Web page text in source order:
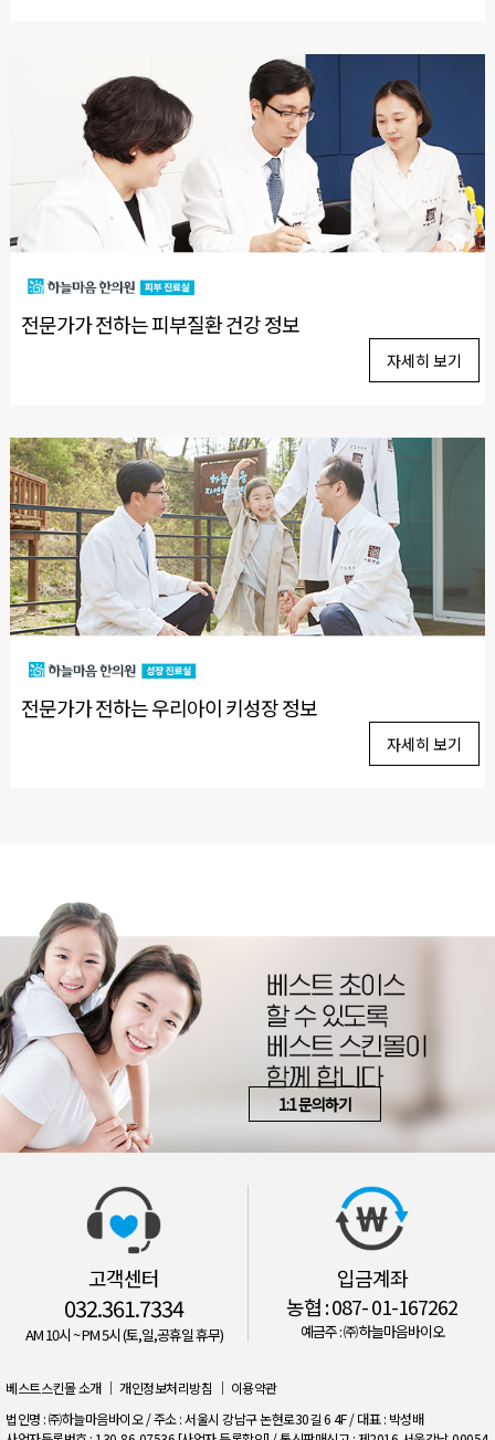
전문가가 전하는 피부질환 건강 정보
자세히 보기
전문가가 전하는 우리아이 키성장 정보
자세히 보기
1:1 문의하기
고객센터
032.361.7334
AM 10시 ~ PM 5시 (토,일,공휴일 휴무)
입금계좌
농협 : 087- 01-167262
예금주 : ㈜ 하늘마음바이오
베스트스킨몰 소개｜ 개인정보처리방침 ｜ 이용약관
법인명 : ㈜하늘마음바이오 / 주소 : 서울시 강남구 논현로30길 6 4F / 대표 : 박성배